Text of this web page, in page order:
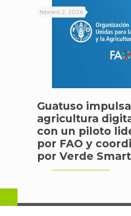
febrero 2, 2026
Guatuso
agricultura
con un piloto
por FAO y
por Verde Smart